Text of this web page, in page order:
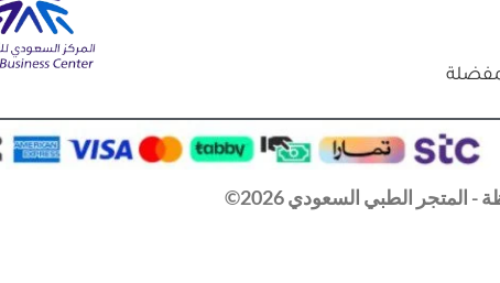
الطبي السعودي 2026©